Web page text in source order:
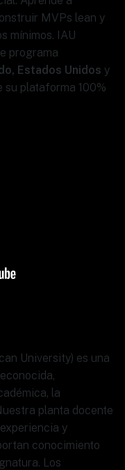
MVPs lean y
mínimos. IAU
programa
Estados Unidos y
su plataforma 100%
University) es una
la
planta docente
y
conocimiento
Los